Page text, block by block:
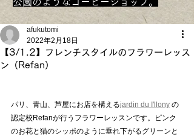
【3/1.2】フレンチスタイルのフラワーレッス
ン（Refan）
afukutomi
2022年2月18日
パリ、青山、芦屋にお店を構えるjardin du I'llony の
認定校Refanが行うフラワーレッスンです。ピンク
のお花と猫のシッポのように垂れ下がるグリーンと